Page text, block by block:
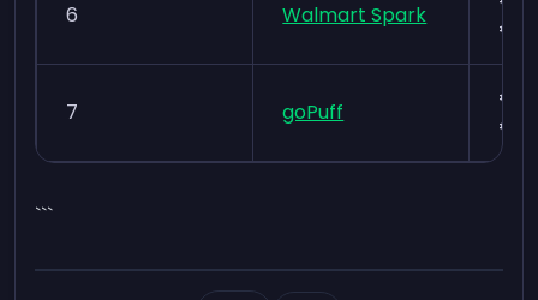
6 Walmart Spark
€
7 goPuff
€
€
```